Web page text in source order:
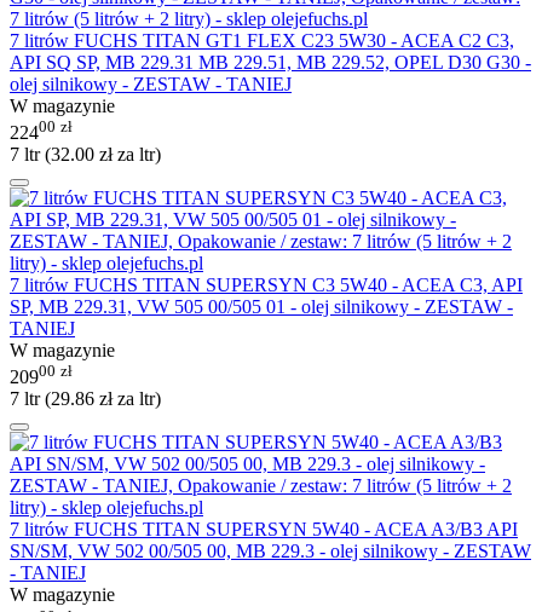
7 litrów FUCHS TITAN GT1 FLEX C23 5W30 - ACEA C2 C3,
API SQ SP, MB 229.31 MB 229.51, MB 229.52, OPEL D30 G30 -
olej silnikowy - ZESTAW - TANIEJ
W magazynie
22400 zł
7 ltr (32.00 złza ltr)
7 litrów FUCHS TITAN SUPERSYN C3 5W40 - ACEA C3, API
SP, MB 229.31, VW 505 00/505 01 - olej silnikowy - ZESTAW -
TANIEJ
W magazynie
20900 zł
7 ltr (29.86 złza ltr)
7 litrów FUCHS TITAN SUPERSYN 5W40 - ACEA A3/B3 API
SN/SM, VW 502 00/505 00, MB 229.3 - olej silnikowy - ZESTAW
- TANIEJ
W magazynie